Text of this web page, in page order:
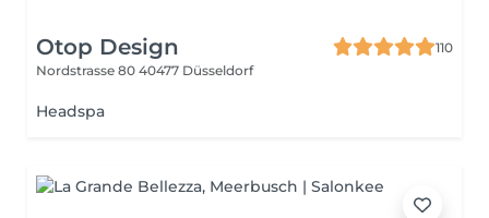
Otop Design
110
Nordstrasse 80 40477 Düsseldorf
Headspa